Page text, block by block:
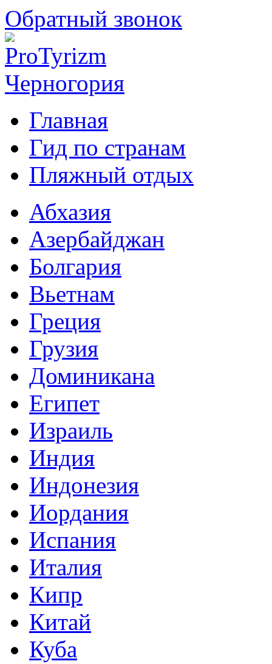
Обратный звонок
Главная
Гид по странам
Пляжный отдых
Абхазия
Азербайджан
Болгария
Вьетнам
Греция
Грузия
Доминикана
Египет
Израиль
Индия
Индонезия
Иордания
Испания
Италия
Кипр
Китай
Куба